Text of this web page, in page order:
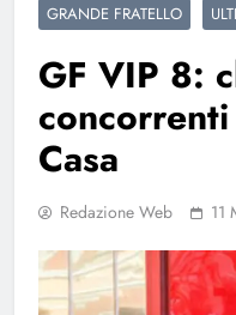
GRANDE FRATELLO
GF VIP 8:
Casa
Redazione Web 11